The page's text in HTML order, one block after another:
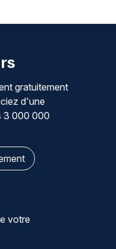
gratuitement
d'une
3 000 000
votre